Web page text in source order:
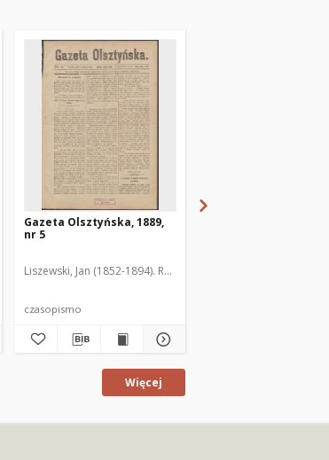
Gazeta Olsztyńska, 1889,
nr 5
Liszewski, Jan (1852-1894). Red.
czasopismo
Więcej